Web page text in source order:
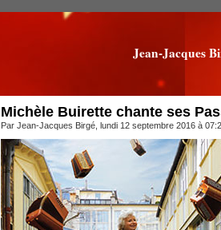
Jean-Jacques
Michèle Buirette chante ses
Par Jean-Jacques Birgé, lundi 12 septembre 2016 à